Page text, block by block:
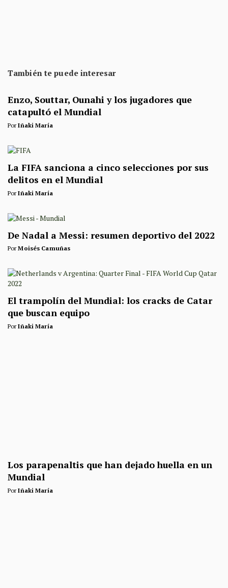
También te puede interesar
Enzo, Souttar, Ounahi y los jugadores que
catapultó el Mundial
PorIñaki María
La FIFA sanciona a cinco selecciones por sus
delitos en el Mundial
PorIñaki María
De Nadal a Messi: resumen deportivo del 2022
PorMoisés Camuñas
El trampolín del Mundial: los cracks de Catar
que buscan equipo
PorIñaki María
Los parapenaltis que han dejado huella en un
Mundial
PorIñaki María